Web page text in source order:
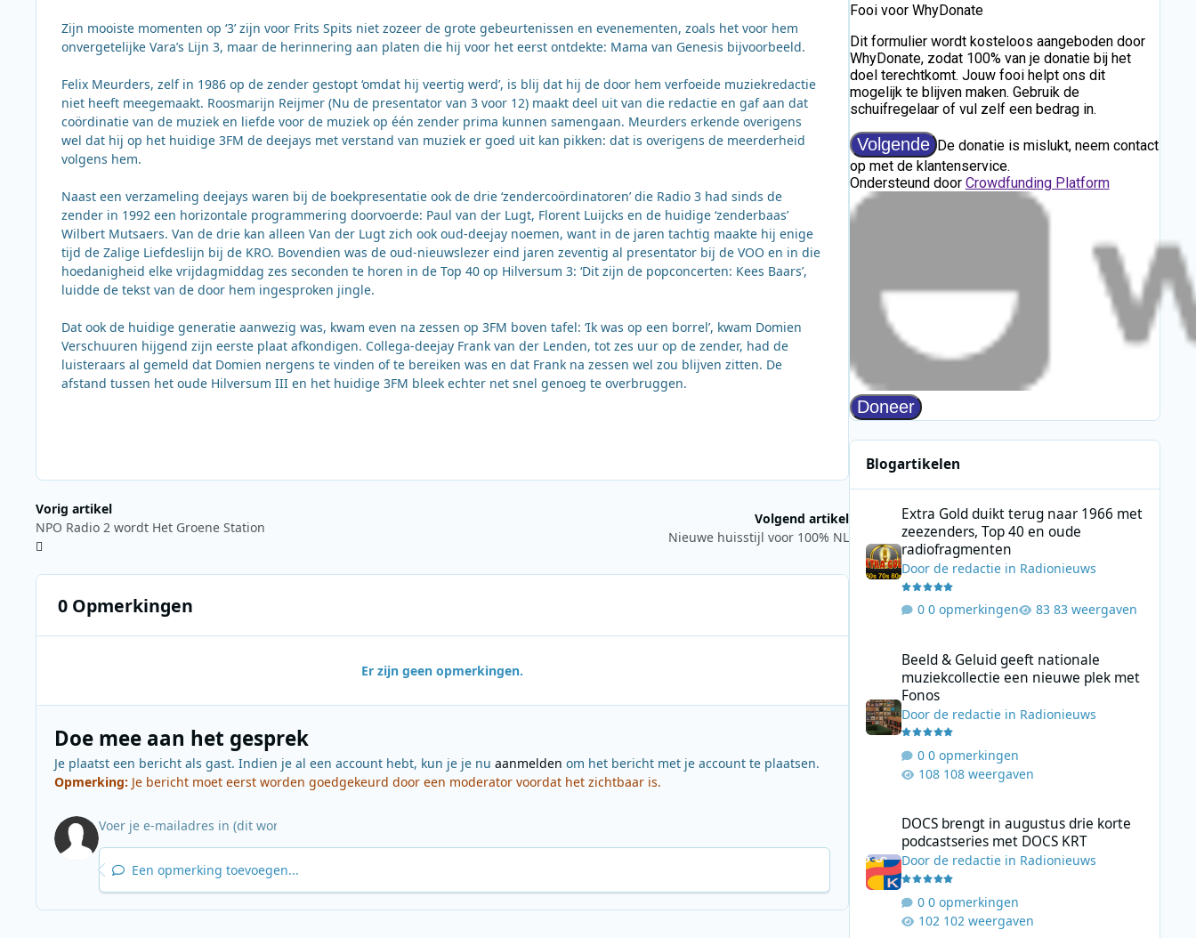
Zijn mooiste momenten op ‘3’ zijn voor Frits Spits niet zozeer de grote gebeurtenissen en evenementen, zoals het voor hem
onvergetelijke Vara’s Lijn 3, maar de herinnering aan platen die hij voor het eerst ontdekte: Mama van Genesis bijvoorbeeld.
Felix Meurders, zelf in 1986 op de zender gestopt ‘omdat hij veertig werd’, is blij dat hij de door hem verfoeide muziekredactie
niet heeft meegemaakt. Roosmarijn Reijmer (Nu de presentator van 3 voor 12) maakt deel uit van die redactie en gaf aan dat
coördinatie van de muziek en liefde voor de muziek op één zender prima kunnen samengaan. Meurders erkende overigens
wel dat hij op het huidige 3FM de deejays met verstand van muziek er goed uit kan pikken: dat is overigens de meerderheid
volgens hem.
Naast een verzameling deejays waren bij de boekpresentatie ook de drie ‘zendercoördinatoren’ die Radio 3 had sinds de
zender in 1992 een horizontale programmering doorvoerde: Paul van der Lugt, Florent Luijcks en de huidige ‘zenderbaas’
Wilbert Mutsaers. Van de drie kan alleen Van der Lugt zich ook oud-deejay noemen, want in de jaren tachtig maakte hij enige
tijd de Zalige Liefdeslijn bij de KRO. Bovendien was de oud-nieuwslezer eind jaren zeventig al presentator bij de VOO en in die
hoedanigheid elke vrijdagmiddag zes seconden te horen in de Top 40 op Hilversum 3: ‘Dit zijn de popconcerten: Kees Baars’,
luidde de tekst van de door hem ingesproken jingle.
Dat ook de huidige generatie aanwezig was, kwam even na zessen op 3FM boven tafel: ‘Ik was op een borrel’, kwam Domien
Verschuuren hijgend zijn eerste plaat afkondigen. Collega-deejay Frank van der Lenden, tot zes uur op de zender, had de
luisteraars al gemeld dat Domien nergens te vinden of te bereiken was en dat Frank na zessen wel zou blijven zitten. De
afstand tussen het oude Hilversum III en het huidige 3FM bleek echter net snel genoeg te overbruggen.
Vorig artikel
NPO Radio 2 wordt Het Groene Station
Volgend artikel
Nieuwe huisstijl voor 100% NL
0 Opmerkingen
Er zijn geen opmerkingen.
Doe mee aan het gesprek
Je plaatst een bericht als gast. Indien je al een account hebt, kun je je nu aanmelden om het bericht met je account te plaatsen.
Opmerking: Je bericht moet eerst worden goedgekeurd door een moderator voordat het zichtbaar is.
Een opmerking toevoegen...
Blogartikelen
Extra Gold duikt terug naar 1966 met
zeezenders, Top 40 en oude
radiofragmenten
Door de redactiein Radionieuws
0 opmerkingen 83 weergaven
Beeld & Geluid geeft nationale
muziekcollectie een nieuwe plek met
Fonos
Door de redactiein Radionieuws
0 opmerkingen
108 weergaven
DOCS brengt in augustus drie korte
podcastseries met DOCS KRT
Door de redactiein Radionieuws
0 opmerkingen
102 weergaven